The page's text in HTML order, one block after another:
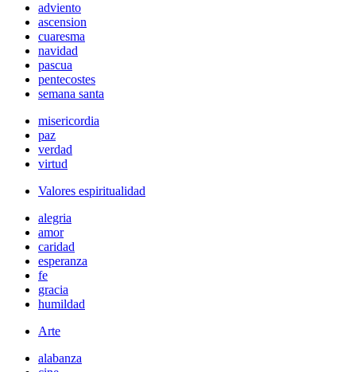
adviento
ascension
cuaresma
navidad
pascua
pentecostes
semana santa
misericordia
paz
verdad
virtud
Valores espiritualidad
alegria
amor
caridad
esperanza
fe
gracia
humildad
Arte
alabanza